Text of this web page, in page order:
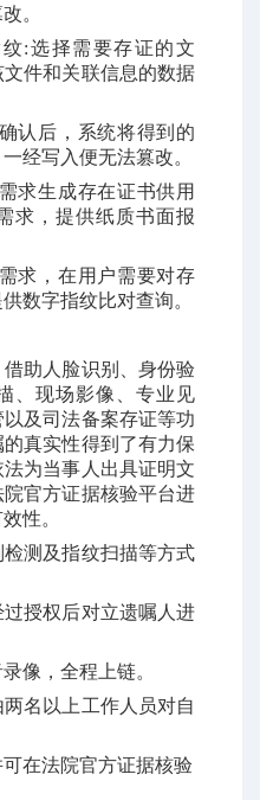
。
:选择需要存证的文
件和关联信息的数据
认后，系统将得到的
经写入便无法篡改。
求生成存在证书供用
求，提供纸质书面报
求，在用户需要对存
数字指纹比对查询。
助人脸识别、身份验
、现场影像、专业见
及司法备案存证等功
真实性得到了有力保
为当事人出具证明文
官方证据核验平台进
性。
测及指纹扫描等方式
授权后对立遗嘱人进
像，全程上链。
名以上工作人员对自
在法院官方证据核验